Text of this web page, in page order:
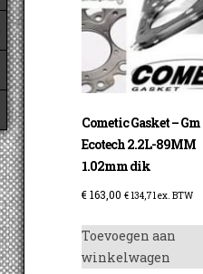
Cometic Gasket – Gm
Ecotech 2.2L-89MM
1.02mm dik
€163,00 € 134,71 ex. BTW
Toevoegen aan
winkelwagen